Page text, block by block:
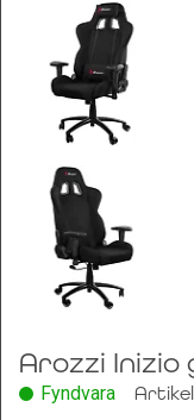
Arozzi
Fyndvara